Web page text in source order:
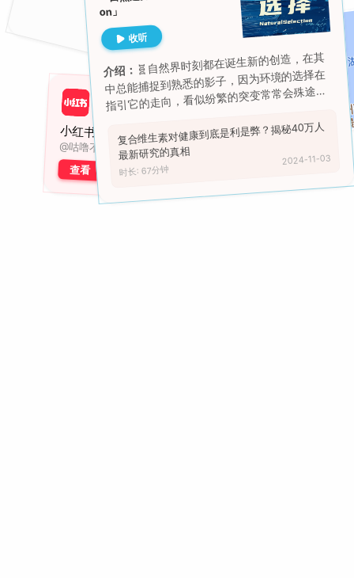
小红书
@咕噜不爱猫
查看
西湖, 杭州
on」
收听
介绍： 🧬自然界时刻都在诞生新的创造，在其
中总能捕捉到熟悉的影子，因为环境的选择在
指引它的走向，看似纷繁的突变常常会殊途同
复合维生素对健康到底是利是弊？揭秘40万人
最新研究的真相
时长: 67分钟
2024-11-03